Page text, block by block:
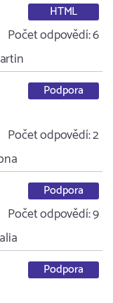
HTML
Počet odpovědí:6
Podpora
Počet odpovědí:2
Podpora
Počet odpovědí:9
Podpora